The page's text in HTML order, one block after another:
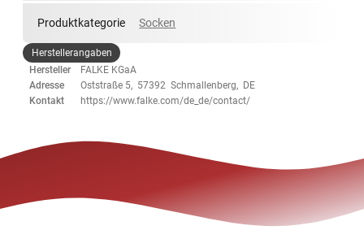
Produktkategorie Socken
Herstellerangaben
Hersteller
FALKE KGaA
Adresse
Oststraße 5, 57392 Schmallenberg, DE
Kontakt
https://www.falke.com/de_de/contact/